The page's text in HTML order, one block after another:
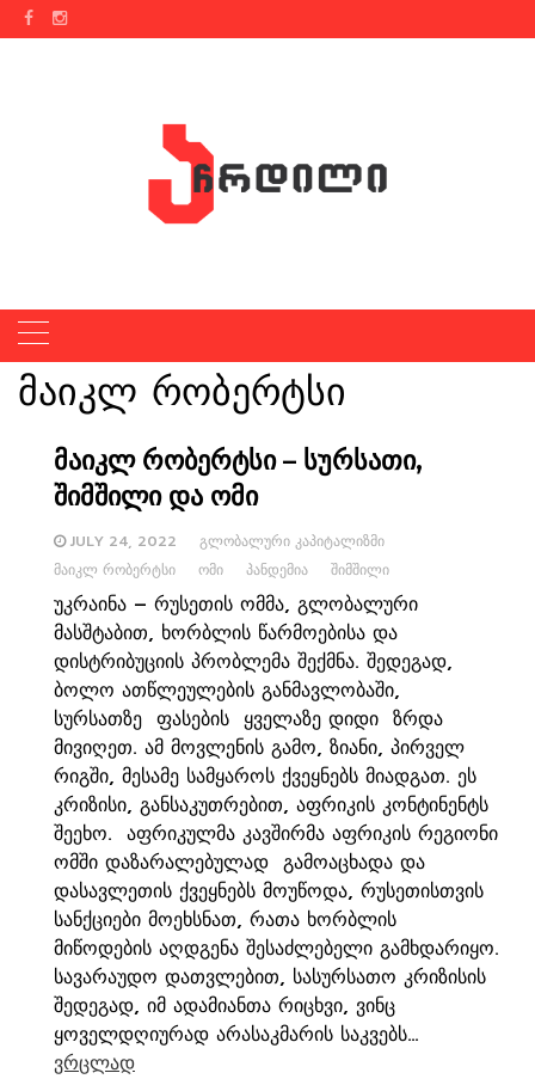
Skip
to
მაიკლ რობერტსი
მაიკლ რობერტსი – სურსათი,
შიმშილი და ომი
JULY 24, 2022
ᲒᲚᲝᲑᲐᲚᲣᲠᲘ ᲙᲐᲞᲘᲢᲐᲚᲘᲖᲛᲘ
ᲛᲐᲘᲙᲚ ᲠᲝᲑᲔᲠᲢᲡᲘ
ᲝᲛᲘ ᲞᲐᲜᲓᲔᲛᲘᲐ ᲨᲘᲛᲨᲘᲚᲘ
უკრაინა – რუსეთის ომმა, გლობალური
მასშტაბით, ხორბლის წარმოებისა და
დისტრიბუციის პრობლემა შექმნა. შედეგად,
ბოლო ათწლეულების განმავლობაში,
სურსათზე ფასების ყველაზე დიდი ზრდა
მივიღეთ. ამ მოვლენის გამო, ზიანი, პირველ
რიგში, მესამე სამყაროს ქვეყნებს მიადგათ. ეს
კრიზისი, განსაკუთრებით, აფრიკის კონტინენტს
შეეხო. აფრიკულმა კავშირმა აფრიკის რეგიონი
ომში დაზარალებულად გამოაცხადა და
დასავლეთის ქვეყნებს მოუწოდა, რუსეთისთვის
სანქციები მოეხსნათ, რათა ხორბლის
მიწოდების აღდგენა შესაძლებელი გამხდარიყო.
სავარაუდო დათვლებით, სასურსათო კრიზისის
შედეგად, იმ ადამიანთა რიცხვი, ვინც
ყოველდღიურად არასაკმარის საკვებს…
ვრცლად